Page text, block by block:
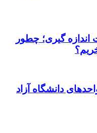
اندازه گیری؛ چطور
دانشگاه آزاد